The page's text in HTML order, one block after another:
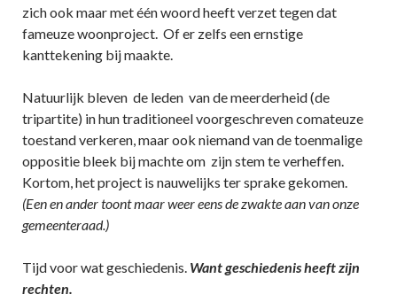
zich ook maar met één woord heeft verzet tegen dat
fameuze woonproject. Of er zelfs een ernstige
kanttekening bij maakte.
Natuurlijk bleven de leden van de meerderheid (de
tripartite) in hun traditioneel voorgeschreven comateuze
toestand verkeren, maar ook niemand van de toenmalige
oppositie bleek bij machte om zijn stem te verheffen.
Kortom, het project is nauwelijks ter sprake gekomen.
(Een en ander toont maar weer eens de zwakte aan van onze
gemeenteraad.)
Tijd voor wat geschiedenis. Want geschiedenis heeft zijn
rechten.